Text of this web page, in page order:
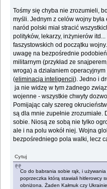
Tośmy się chyba nie zrozumieli,
myśli. Jednym z celów wojny
naród polski miał stracić
polityków, lekarzy, inżynierów
faszystowskich od początku
uwagę na bezpośrednie
militarnym (przykład ze
wroga) a działaniem
(eliminacja inteligencji). Jedno i
ja nie widzę w tym żadnego
wojenne - wszystkie chwyty
Pomijając cały szereg
są dla mnie zupełnie zrozumiałe.
sobie. Niosą ze sobą nie tylko
ale i na polu wokół niej. Wojna
bezpośredniego pola walki, lecz
Cytuj
Co do babrania sobie rąk, i używania
poprzeczka którą stawiali hitlerowcy
obniżona. Żaden Kałmuk czy